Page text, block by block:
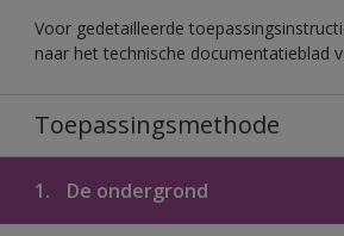
Voor gedetailleerde
naar het technische documentatieblad
Toepassingsmethode
1. De ondergrond